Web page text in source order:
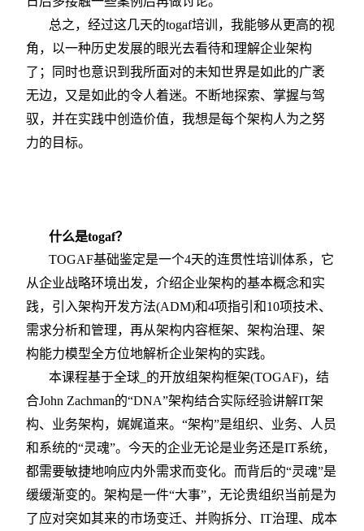
总之，经过这几天的togaf培训，我能够从更高的视
角，以一种历史发展的眼光去看待和理解企业架构
了；同时也意识到我所面对的未知世界是如此的广袤
无边，又是如此的令人着迷。不断地探索、掌握与驾
驭，并在实践中创造价值，我想是每个架构人为之努
力的目标。
什么是togaf？
TOGAF基础鉴定是一个4天的连贯性培训体系，它
从企业战略环境出发，介绍企业架构的基本概念和实
践，引入架构开发方法(ADM)和4项指引和10项技术、
需求分析和管理，再从架构内容框架、架构治理、架
构能力模型全方位地解析企业架构的实践。
本课程基于全球_的开放组架构框架(TOGAF)，结
合John Zachman的“DNA”架构结合实际经验讲解IT架
构、业务架构，娓娓道来。“架构”是组织、业务、人员
和系统的“灵魂”。今天的企业无论是业务还是IT系统，
都需要敏捷地响应内外需求而变化。而背后的“灵魂”是
缓缓渐变的。架构是一件“大事”，无论贵组织当前是为
了应对突如其来的市场变迁、并购拆分、IT治理、成本